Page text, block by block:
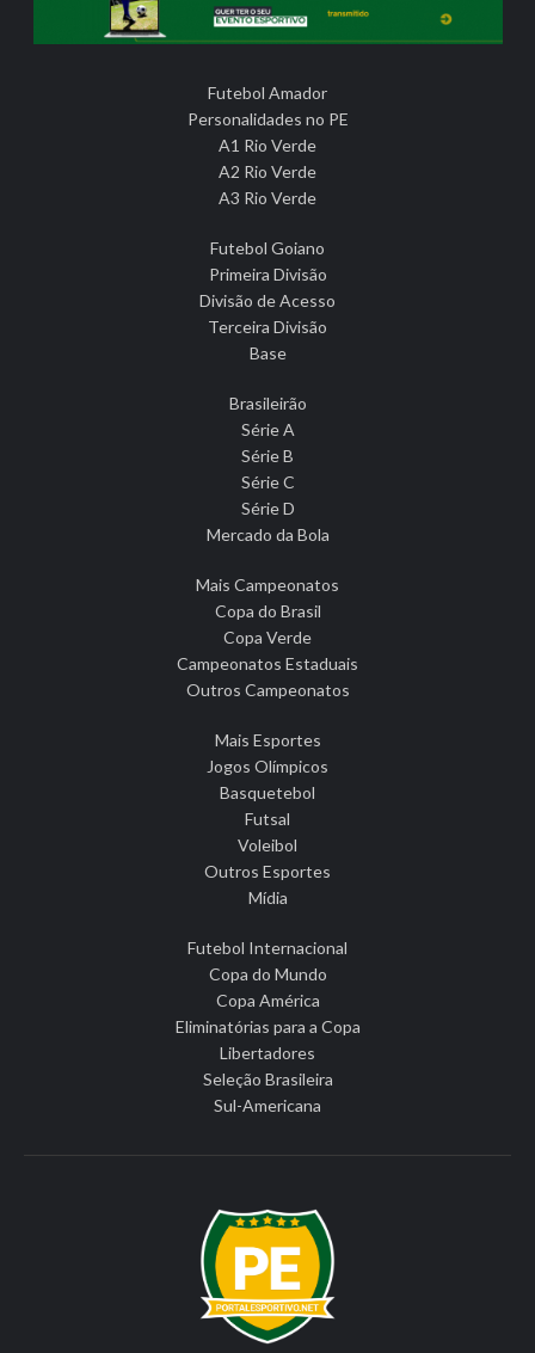
Futebol Amador
Personalidades no PE
A1 Rio Verde
A2 Rio Verde
A3 Rio Verde
Futebol Goiano
Primeira Divisão
Divisão de Acesso
Terceira Divisão
Base
Brasileirão
Série A
Série B
Série C
Série D
Mercado da Bola
Mais Campeonatos
Copa do Brasil
Copa Verde
Campeonatos Estaduais
Outros Campeonatos
Mais Esportes
Jogos Olímpicos
Basquetebol
Futsal
Voleibol
Outros Esportes
Mídia
Futebol Internacional
Copa do Mundo
Copa América
Eliminatórias para a Copa
Libertadores
Seleção Brasileira
Sul-Americana